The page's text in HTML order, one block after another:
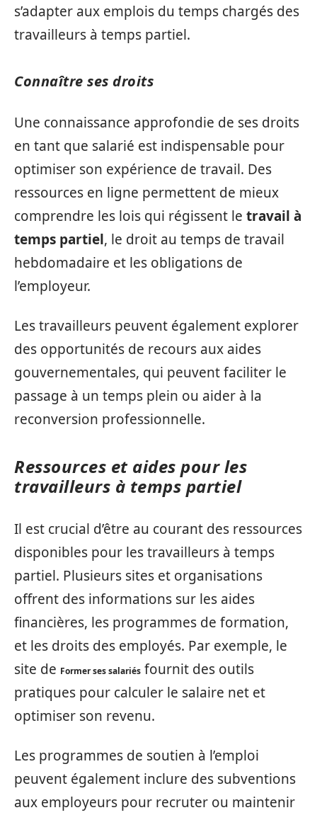
s’adapter aux emplois du temps chargés des
travailleurs à temps partiel.
Connaître ses droits
Une connaissance approfondie de ses droits
en tant que salarié est indispensable pour
optimiser son expérience de travail. Des
ressources en ligne permettent de mieux
comprendre les lois qui régissent le travail à
temps partiel, le droit au temps de travail
hebdomadaire et les obligations de
l’employeur.
Les travailleurs peuvent également explorer
des opportunités de recours aux aides
gouvernementales, qui peuvent faciliter le
passage à un temps plein ou aider à la
reconversion professionnelle.
Ressources et aides pour les
travailleurs à temps partiel
Il est crucial d’être au courant des ressources
disponibles pour les travailleurs à temps
partiel. Plusieurs sites et organisations
offrent des informations sur les aides
financières, les programmes de formation,
et les droits des employés. Par exemple, le
site de Former ses salariés fournit des outils
pratiques pour calculer le salaire net et
optimiser son revenu.
Les programmes de soutien à l’emploi
peuvent également inclure des subventions
aux employeurs pour recruter ou maintenir